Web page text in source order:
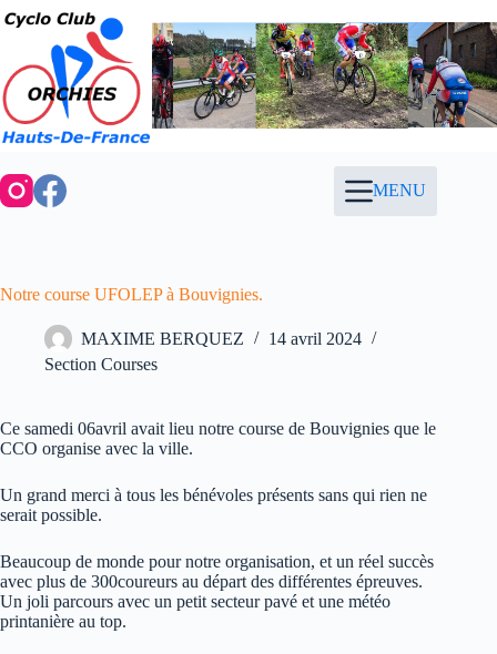
Passer
au
contenu
MENU
Notre course UFOLEP à Bouvignies.
MAXIME BERQUEZ
14 avril 2024
Section Courses
Ce samedi 06avril avait lieu notre course de Bouvignies que le
CCO organise avec la ville.
Un grand merci à tous les bénévoles présents sans qui rien ne
serait possible.
Beaucoup de monde pour notre organisation, et un réel succès
avec plus de 300coureurs au départ des différentes épreuves.
Un joli parcours avec un petit secteur pavé et une météo
printanière au top.